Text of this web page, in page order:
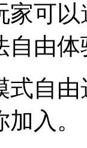
家可
自由体
式自
入。